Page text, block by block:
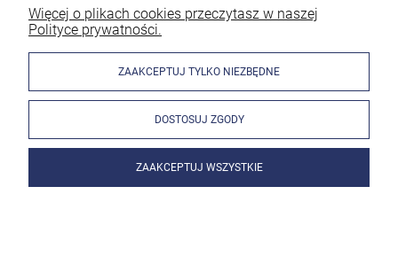
decydować się na byle jaki model. By spełniał on swoją
funkcję, musi być dobrze do Ciebie dobrany. Znaczenie mają
przyłbica spawalnicza będzie najlepsza? Podpowiadamy w
czytaj całość »
Więcej o plikach cookies przeczytasz w naszej
Polityce prywatności.
ZAAKCEPTUJ TYLKO NIEZBĘDNE
DOSTOSUJ ZGODY
ZAAKCEPTUJ WSZYSTKIE